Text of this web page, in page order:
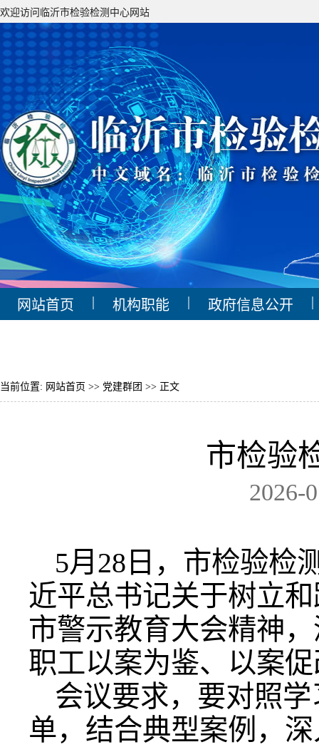
欢迎访问临沂市检验检测中心网站
网站首页 | 机构职能 | 政府信息公开 |
当前位置: 网站首页 >> 党建群团 >> 正文
市检验
2026-
5月28日，市检验检
近平总书记关于树立
市警示教育大会精神
职工以案为鉴、以案
会议要求，要对照
单，结合典型案例，